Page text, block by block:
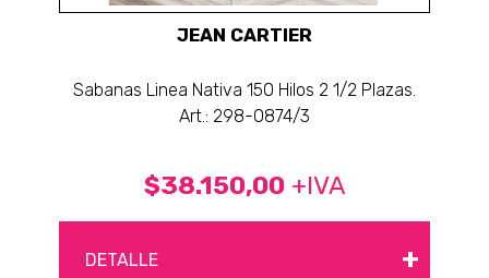
JEAN CARTIER
Sabanas Linea Nativa 150 Hilos 2 1/2 Plazas.
Art.: 298-0874/3
$38.150,00 +IVA
DETALLE +